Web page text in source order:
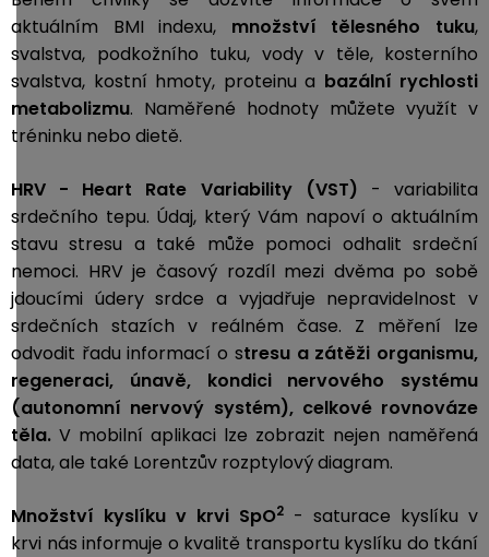
aktuálním BMI indexu, množství tělesného tuku,
svalstva, podkožního tuku, vody v těle, kosterního
svalstva, kostní hmoty, proteinu a bazální rychlosti
metabolizmu. Naměřené hodnoty můžete využít v
tréninku nebo dietě.
HRV - Heart Rate Variability (VST) - variabilita
srdečního tepu. Údaj, který Vám napoví o aktuálním
stavu stresu a také může pomoci odhalit srdeční
nemoci. HRV je časový rozdíl mezi dvěma po sobě
jdoucími údery srdce a vyjadřuje nepravidelnost v
srdečních stazích v reálném čase. Z měření lze
odvodit řadu informací o stresu a zátěži organismu,
regeneraci, únavě, kondici nervového systému
(autonomní nervový systém), celkové rovnováze
těla. V mobilní aplikaci lze zobrazit nejen naměřená
data, ale také Lorentzův rozptylový diagram.
Množství kyslíku v krvi SpO2 - saturace kyslíku v
krvi nás informuje o kvalitě transportu kyslíku do tkání